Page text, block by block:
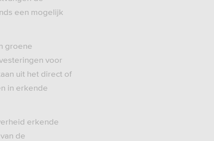
een mogelijk
groene
voor
uit het direct of
in erkende
erkende
de